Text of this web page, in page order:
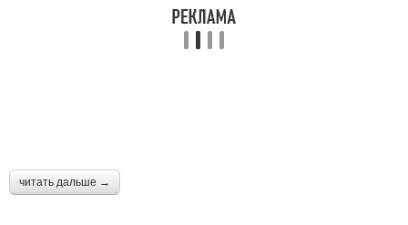
читать дальше →